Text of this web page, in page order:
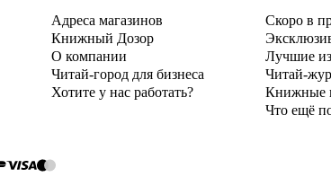
Адреса магазинов
Книжный Дозор
О компании
Читай-город для бизнеса
Хотите у нас работать?
Скоро в
Лучшие
Читай-
Книжные
Что ещё